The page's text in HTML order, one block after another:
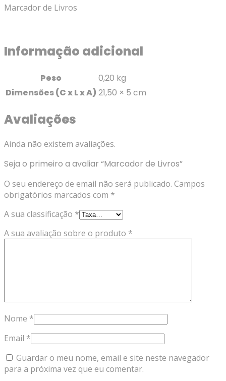
Marcador de Livros
Informação adicional
Peso
0,20 kg
Dimensões (C x L x A) 21,50 × 5 cm
Avaliações
Ainda não existem avaliações.
Seja o primeiro a avaliar “Marcador de Livros”
O seu endereço de email não será publicado. Campos
obrigatórios marcados com *
A sua classificação *
A sua avaliação sobre o produto *
Nome *
Email *
Guardar o meu nome, email e site neste navegador
para a próxima vez que eu comentar.